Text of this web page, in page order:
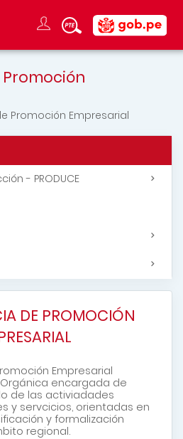
Promoción Empresarial
- PRODUCE
DE PROMOCIÓN
Empresarial
encargada de
de las activiadades
y servcicios, orientadas en
y formalización
regional.